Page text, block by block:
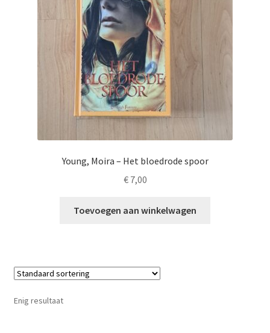
Young, Moira – Het bloedrode spoor
€7,00
Toevoegen aan winkelwagen
Enig resultaat